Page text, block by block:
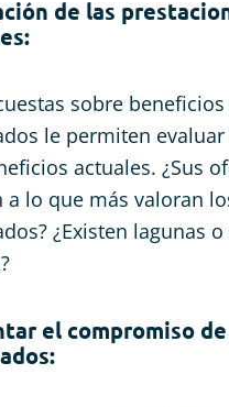
de las
sobre
le permiten
actuales. ¿Sus
a lo que más valoran
¿Existen lagunas
el compromiso